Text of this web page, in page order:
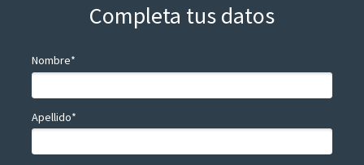
Completa tus datos
Nombre*
Apellido*